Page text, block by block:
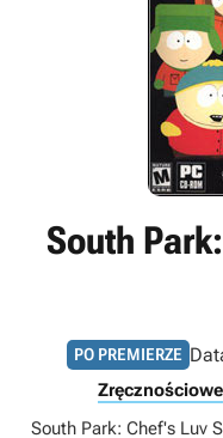
South
PO PREMIERZE
Zręcznościowe
South Park: Chef's Luv